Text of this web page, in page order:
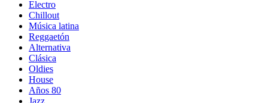
Electro
Chillout
Música latina
Reggaetón
Alternativa
Clásica
Oldies
House
Años 80